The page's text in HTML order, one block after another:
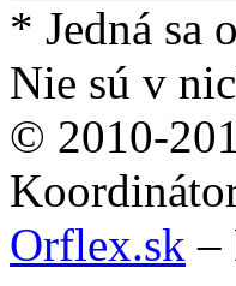
* Jedná sa
Nie sú v
© 2010-
Orflex.sk –